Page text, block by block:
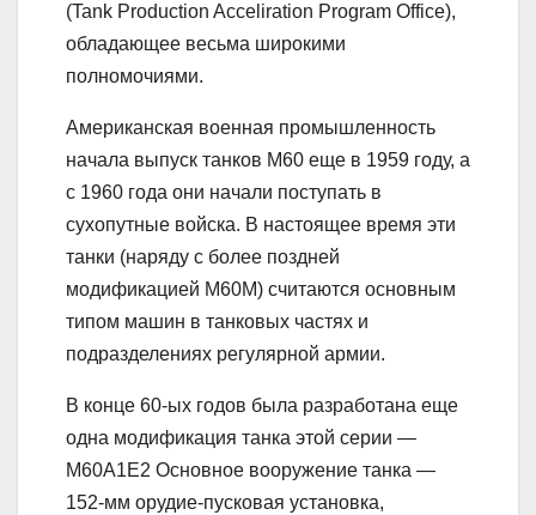
(Tank Production Acceliration Program Office),
обладающее весьма широкими
полномочиями.
Американская военная промышленность
начала выпуск танков M60 еще в 1959 году, а
с 1960 года они начали поступать в
сухопутные войска. В настоящее время эти
танки (наряду с более поздней
модификацией М60М) считаются основным
типом машин в танковых частях и
подразделениях регулярной армии.
В конце 60-ых годов была разработана еще
одна модификация танка этой серии —
М60А1Е2 Основное вооружение танка —
152-мм орудие-пусковая установка,